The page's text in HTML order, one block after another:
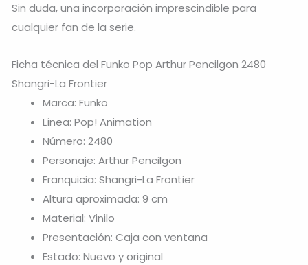
Sin duda, una incorporación imprescindible para
cualquier fan de la serie.
Ficha técnica del Funko Pop Arthur Pencilgon 2480
Shangri-La Frontier
Marca: Funko
Línea: Pop! Animation
Número: 2480
Personaje: Arthur Pencilgon
Franquicia: Shangri-La Frontier
Altura aproximada: 9 cm
Material: Vinilo
Presentación: Caja con ventana
Estado: Nuevo y original